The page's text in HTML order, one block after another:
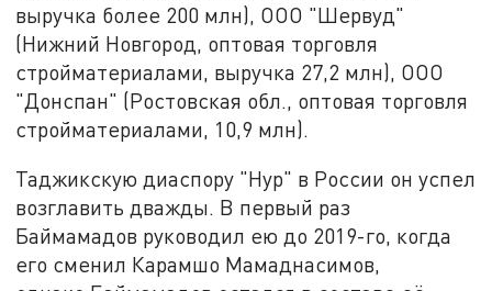
выручка более 200 млн), ООО "Шервуд"
(Нижний Новгород, оптовая торговля
стройматериалами, выручка 27,2 млн), ООО
"Донспан" (Ростовская обл., оптовая торговля
стройматериалами, 10,9 млн).
Таджикскую диаспору "Нур" в России он успел
возглавить дважды. В первый раз
Баймамадов руководил ею до 2019-го, когда
его сменил Карамшо Мамаднасимов,